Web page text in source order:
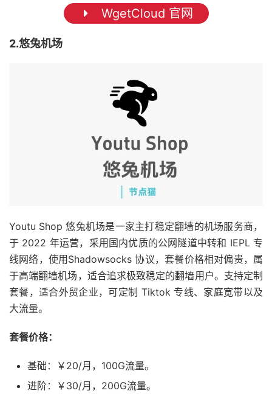
WgetCloud 官网
2.悠兔机场
Youtu Shop 悠兔机场是一家主打稳定翻墙的机场服务商，
于 2022 年运营，采用国内优质的公网隧道中转和 IEPL 专
线网络，使用Shadowsocks 协议，套餐价格相对偏贵，属
于高端翻墙机场，适合追求极致稳定的翻墙用户。支持定制
套餐，适合外贸企业，可定制 Tiktok 专线、家庭宽带以及
大流量。
套餐价格：
基础：￥20/月，100G流量。
进阶：￥30/月，200G流量。